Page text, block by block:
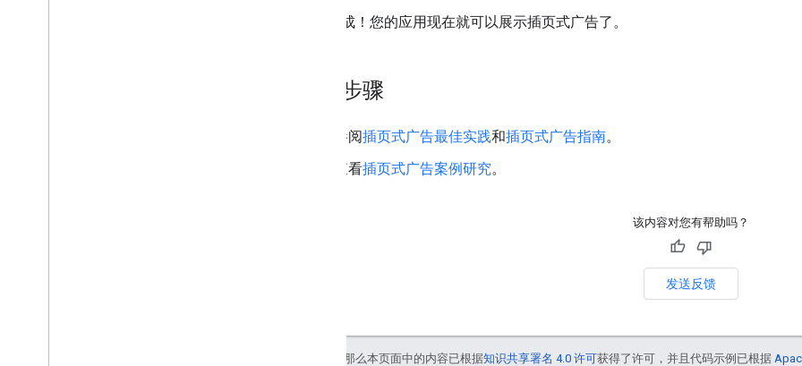
大功告成！您的应用现在就可以展示插页式广告了。
后续步骤
参阅插页式广告最佳实践和插页式广告指南。
查看插页式广告案例研究。
该内容对您有帮助吗？
发送反馈
如未另行说明，那么本页面中的内容已根据知识共享署名 4.0 许可获得了许可，并且代码示例已根据